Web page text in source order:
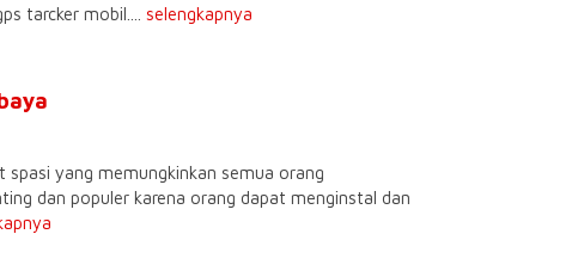
tarcker mobil.... selengkapnya
yang memungkinkan semua orang
dan populer karena orang dapat menginstal dan